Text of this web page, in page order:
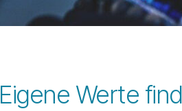
Eigene Werte